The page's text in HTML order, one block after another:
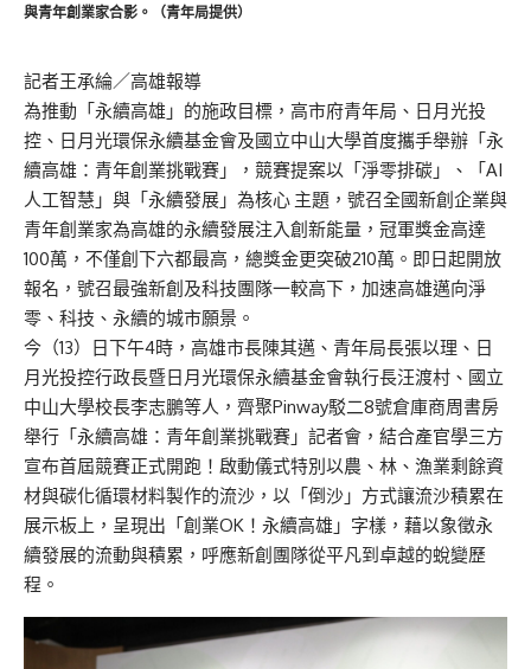
與青年創業家合影。（青年局提供）
記者王承綸／高雄報導
為推動「永續高雄」的施政目標，高市府青年局、日月光投
控、日月光環保永續基金會及國立中山大學首度攜手舉辦「永
續高雄：青年創業挑戰賽」，競賽提案以「淨零排碳」、「AI
人工智慧」與「永續發展」為核心 主題，號召全國新創企業與
青年創業家為高雄的永續發展注入創新能量，冠軍獎金高達
100萬，不僅創下六都最高，總獎金更突破210萬。即日起開放
報名，號召最強新創及科技團隊一較高下，加速高雄邁向淨
零、科技、永續的城市願景。
今（13）日下午4時，高雄市長陳其邁、青年局長張以理、日
月光投控行政長暨日月光環保永續基金會執行長汪渡村、國立
中山大學校長李志鵬等人，齊聚Pinway駁二8號倉庫商周書房
舉行「永續高雄：青年創業挑戰賽」記者會，結合產官學三方
宣布首屆競賽正式開跑！啟動儀式特別以農、林、漁業剩餘資
材與碳化循環材料製作的流沙，以「倒沙」方式讓流沙積累在
展示板上，呈現出「創業OK！永續高雄」字樣，藉以象徵永
續發展的流動與積累，呼應新創團隊從平凡到卓越的蛻變歷
程。